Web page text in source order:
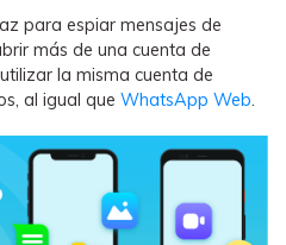
para espiar mensajes de
más de una cuenta de
la misma cuenta de
al igual que WhatsApp Web.